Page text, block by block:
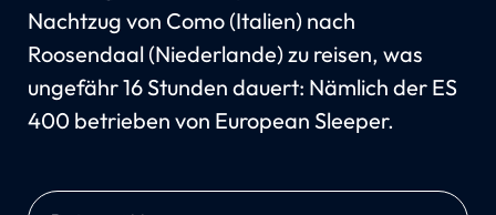
Nachtzug von Como (Italien) nach
Roosendaal (Niederlande) zu reisen, was
ungefähr 16 Stunden dauert: Nämlich der ES
400 betrieben von European Sleeper.